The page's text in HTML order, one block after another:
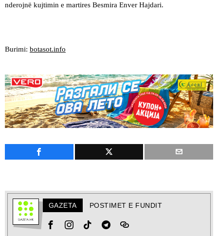
nderojnë kujtimin e martires Besmira Enver Hajdari.
Burimi: botasot.info
GAZETA POSTIMET E FUNDIT